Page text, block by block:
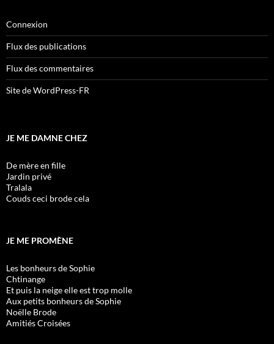
Connexion
Flux des publications
Flux des commentaires
Site de WordPress-FR
JE ME DAMNE CHEZ
De mère en fille
Jardin privé
Tralala
Couds ceci brode cela
JE ME PROMÈNE
Les bonheurs de Sophie
Chtinange
Et puis la neige elle est trop molle
Aux petits bonheurs de Sophie
Noëlle Brode
Amitiés Croisées